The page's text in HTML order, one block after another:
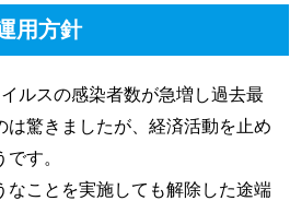
用方針
ルスの感染者数が急増し過去最
は驚きましたが、経済活動を止め
す。
なことを実施しても解除した途端